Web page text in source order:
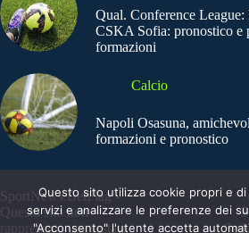
Qual. Conference League:
CSKA Sofia: pronostico e
formazioni
Calcio
Napoli Osasuna,
formazioni e pronostico
SportNews.BetFlag -
Questo sito non
rappresenta una testata
Questo sito utilizza cookie propri e
servizi e analizzare le preferenze dei
"Acconsento" l'utente accetta